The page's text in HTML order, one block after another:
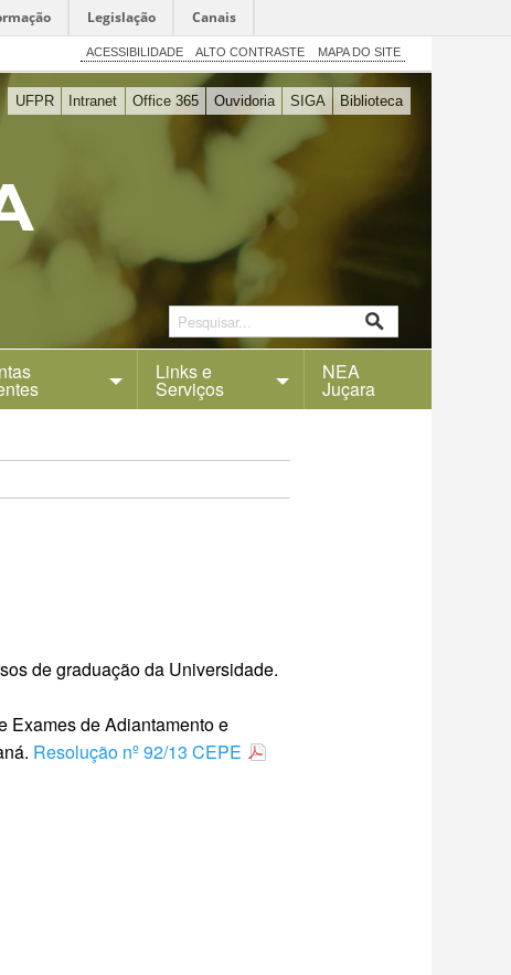
Legislação Canais
ACESSIBILIDADE ALTO CONTRASTE MAPA DO SITE
UFPR Intranet Office 365 Ouvidoria SIGA Biblioteca
Links e
Serviços
NEA
Juçara
de graduação da Universidade.
Exames de Adiantamento e
Resolução nº 92/13 CEPE